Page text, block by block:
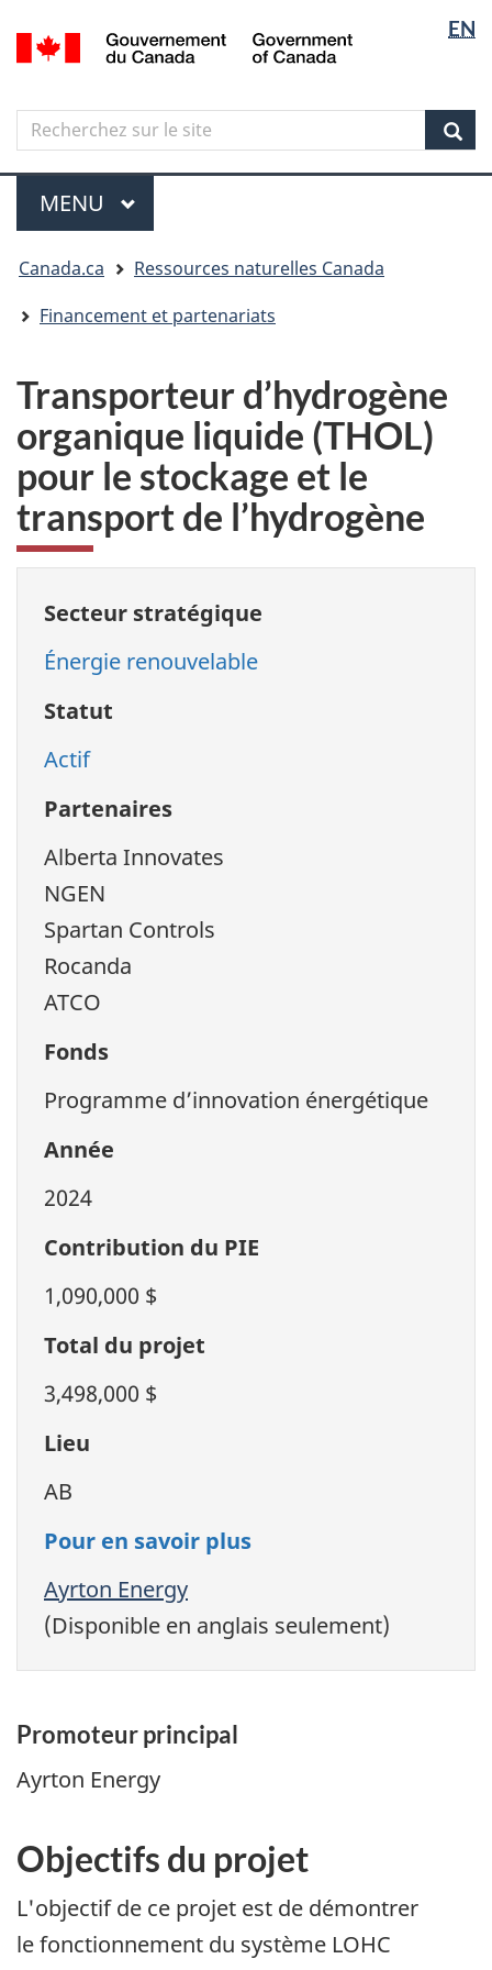
Aller
au
principal
Skip
to
government"
Passer
à
version
simplifiée
langue
EN
Canada
Search
Recherchez
sur
le
site
Menu
MENU PRINCIPAL
êtes
ici
Canada.ca
Ressources naturelles Canada
Financement et partenariats
Transporteur d’hydrogène
organique liquide (THOL)
pour le stockage et le
transport de l’hydrogène
Secteur stratégique
Énergie renouvelable
Statut
Actif
Partenaires
Alberta Innovates
NGEN
Spartan Controls
Rocanda
ATCO
Fonds
Programme d’innovation énergétique
Année
2024
Contribution du PIE
1,090,000 $
Total du projet
3,498,000 $
Lieu
AB
Pour en savoir plus
Ayrton Energy
(Disponible en anglais seulement)
Promoteur principal
Ayrton Energy
Objectifs du projet
L'objectif de ce projet est de démontrer
le fonctionnement du système LOHC